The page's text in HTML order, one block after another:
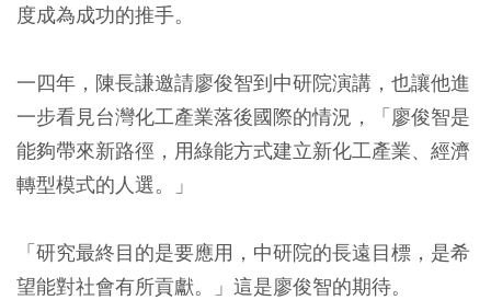
度成為成功的推手。
一四年，陳長謙邀請廖俊智到中研院演講，也讓他進
一步看見台灣化工產業落後國際的情況，「廖俊智是
能夠帶來新路徑，用綠能方式建立新化工產業、經濟
轉型模式的人選。」
「研究最終目的是要應用，中研院的長遠目標，是希
望能對社會有所貢獻。」這是廖俊智的期待。